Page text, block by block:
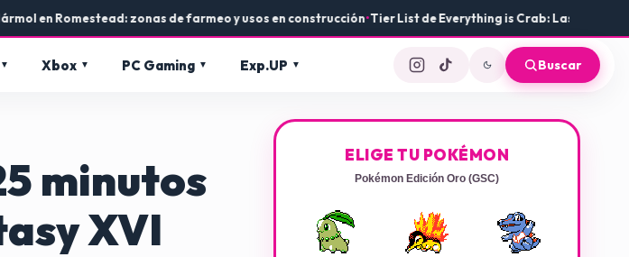
en Romestead: zonas de farmeo y usos en construcción•Tier List de Everything is Crab: Las mejores
Xbox PC Gaming Exp.UP Buscar
minutos
XVI
ELIGE TU POKÉMON
Pokémon Edición Oro (GSC)